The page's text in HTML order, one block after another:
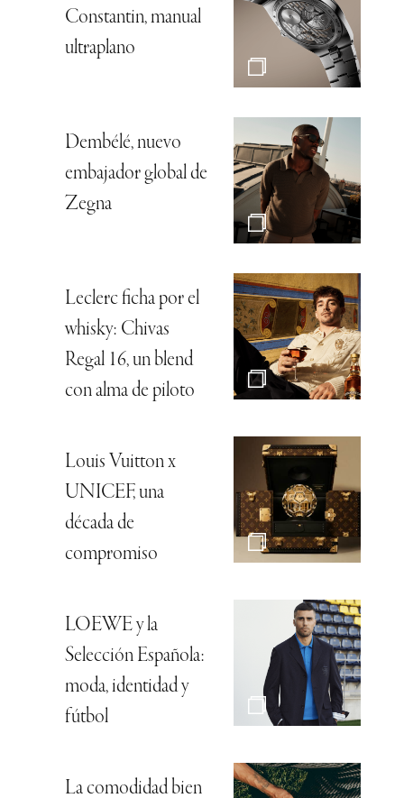
Constantin, manual
ultraplano
Dembélé, nuevo
embajador global de
Zegna
Leclerc ficha por el
whisky: Chivas
Regal 16, un blend
con alma de piloto
Louis Vuitton x
UNICEF, una
década de
compromiso
LOEWE y la
Selección Española:
moda, identidad y
fútbol
La comodidad bien